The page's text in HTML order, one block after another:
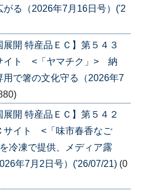
る（2026年7月16日号）('2
展開 特産品ＥＣ】第５４３
イト <「ヤマチク」> 納
で箸の文化守る（2026年7
展開 特産品ＥＣ】第５４２
イト <「味市春香なご
冷凍で提供、メディア露
年7月2日号）('26/07/21) (0